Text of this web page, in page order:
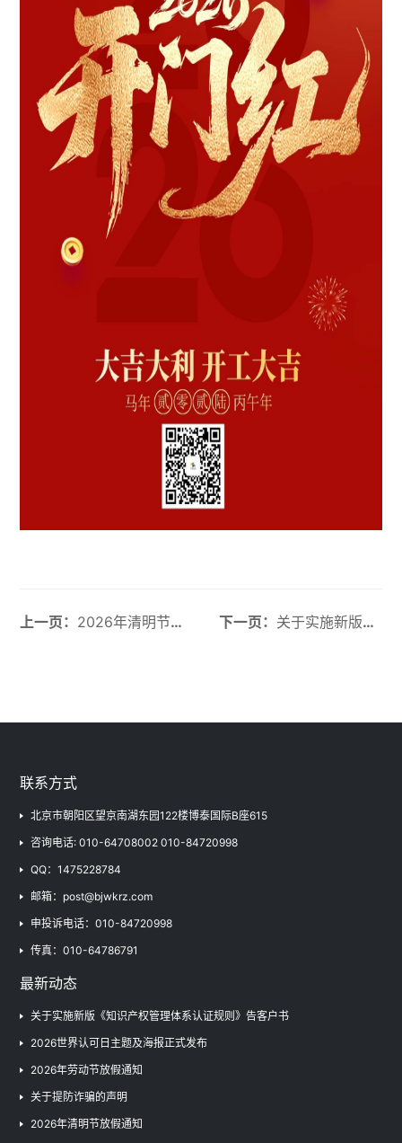
上一页： 2026年清明节放假通知 下一页： 关于实施新版《环境管理体系认证规则》等3项 管理体系认证规则的告客户书
联系方式
北京市朝阳区望京南湖东园122楼博泰国际B座615
咨询电话: 010-64708002 010-84720998
QQ：1475228784
邮箱：post@bjwkrz.com
申投诉电话：010-84720998
传真：010-64786791
最新动态
关于实施新版《知识产权管理体系认证规则》告客户书
2026世界认可日主题及海报正式发布
2026年劳动节放假通知
关于提防诈骗的声明
2026年清明节放假通知